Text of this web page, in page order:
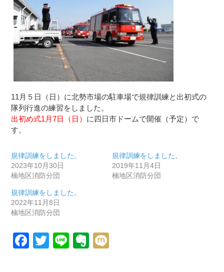
11月５日（日）に北勢市場の駐車場で規律訓練と出初式の
隊列行進の練習をしました。
出初め式1月7日（日） に四日市ドームで開催（予定）で
す。
規律訓練をしました。
2023年10月30日
楠地区消防分団
規律訓練をしました。
2019年11月4日
楠地区消防分団
規律訓練をしました。
2022年11月8日
楠地区消防分団
Facebook
Twitter
LineEvernote